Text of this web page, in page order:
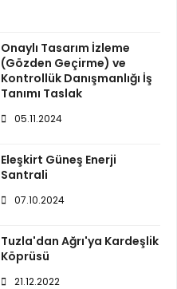
Onaylı Tasarım İzleme
(Gözden Geçirme) ve
Kontrollük Danışmanlığı İş
Tanımı Taslak
05.11.2024
Eleşkirt Güneş Enerji
Santrali
07.10.2024
Tuzla'dan Ağrı'ya Kardeşlik
Köprüsü
21.12.2022